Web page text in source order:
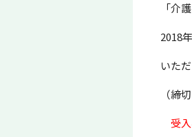
「介
2018
いた
（
受